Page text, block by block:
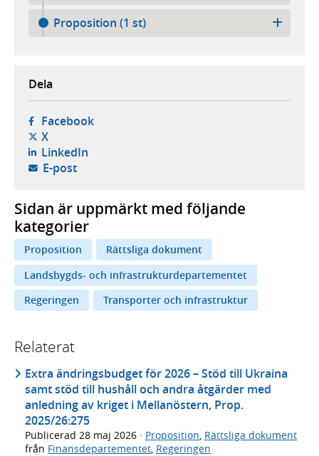
Proposition (1 st)
Dela
Facebook- öppnas i ny flik, extern webbplats,
X- öppnas i ny flik, extern webbplats,
LinkedIn- öppnas i ny flik, extern webbplats,
E-post- öppnar din e-postklient,
Sidan är uppmärkt med följande
kategorier
Proposition
Rättsliga dokument
Landsbygds- och infrastrukturdepartementet
Regeringen
Transporter och infrastruktur
Relaterat
Extra ändringsbudget för 2026 – Stöd till Ukraina
samt stöd till hushåll och andra åtgärder med
anledning av kriget i Mellanöstern, Prop.
2025/26:275
Publicerad 28 maj 2026 · Proposition Rättsliga dokument
från Finansdepartementet Regeringen